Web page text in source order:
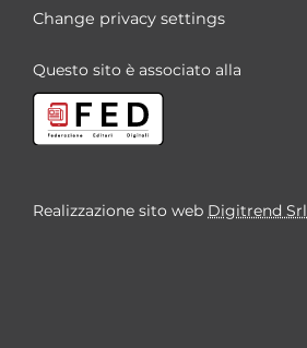
Change privacy settings
Questo sito è associato alla
Realizzazione sito web Digitrend Srl